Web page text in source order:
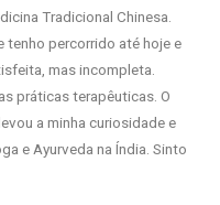
Tradicional Chinesa.
tenho percorrido até hoje e
mas incompleta.
práticas terapêuticas. O
a minha curiosidade e
e Ayurveda na Índia. Sinto